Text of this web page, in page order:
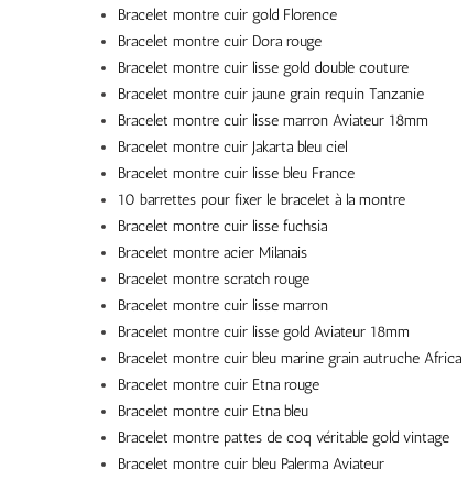
Bracelet montre cuir gold Florence
Bracelet montre cuir Dora rouge
Bracelet montre cuir lisse gold double couture
Bracelet montre cuir jaune grain requin Tanzanie
Bracelet montre cuir lisse marron Aviateur 18mm
Bracelet montre cuir Jakarta bleu ciel
Bracelet montre cuir lisse bleu France
10 barrettes pour fixer le bracelet à la montre
Bracelet montre cuir lisse fuchsia
Bracelet montre acier Milanais
Bracelet montre scratch rouge
Bracelet montre cuir lisse marron
Bracelet montre cuir lisse gold Aviateur 18mm
Bracelet montre cuir bleu marine grain autruche Africa
Bracelet montre cuir Etna rouge
Bracelet montre cuir Etna bleu
Bracelet montre pattes de coq véritable gold vintage
Bracelet montre cuir bleu Palerma Aviateur